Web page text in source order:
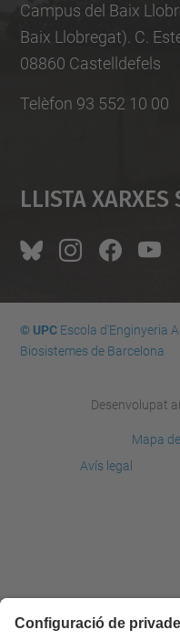
Campus del Baix
Baix Llobregat). C.
08860 Castelldefels
Telèfon 93 552 10 00
Llista Xarxes
© UPCEscola d'Enginyeria
Biosistemes de Barcelona
Desenvolupat
Mapa
Avís legal